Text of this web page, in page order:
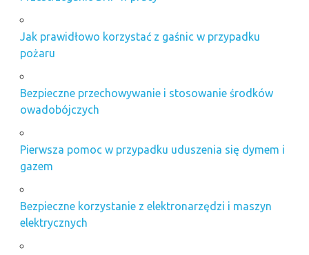
Jak prawidłowo korzystać z gaśnic w przypadku
pożaru
Bezpieczne przechowywanie i stosowanie środków
owadobójczych
Pierwsza pomoc w przypadku uduszenia się dymem i
gazem
Bezpieczne korzystanie z elektronarzędzi i maszyn
elektrycznych